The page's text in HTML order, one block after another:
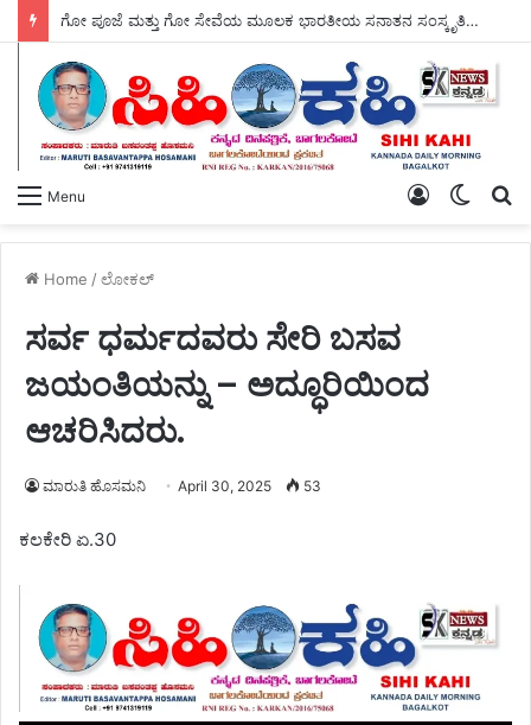
ಗೋ ಪೂಜೆ ಮತ್ತು ಗೋ ಸೇವೆಯ ಮೂಲಕ ಭಾರತೀಯ ಸನಾತನ ಸಂಸ್ಕೃತಿಯ ಉಳಿವಿಗೆ ಭದ್ರವಾದ ಅಡಿಪಾಯ ಹಾಕಲಾಗಿದೆ – ಸ್ವಾಮಿ ಜಪಾನಂದಜೀ ಮಹಾರಾಜ್ ಮೆಚ್ಚುಗೆ.
Menu
Switch
Log
Home /ಲೋಕಲ್
ಸರ್ವ ಧರ್ಮದವರು ಸೇರಿ ಬಸವ
ಜಯಂತಿಯನ್ನು – ಅದ್ಧೂರಿಯಿಂದ
ಆಚರಿಸಿದರು.
ಮಾರುತಿ ಹೊಸಮನಿ April 30, 2025 53
ಕಲಕೇರಿ ಏ.30